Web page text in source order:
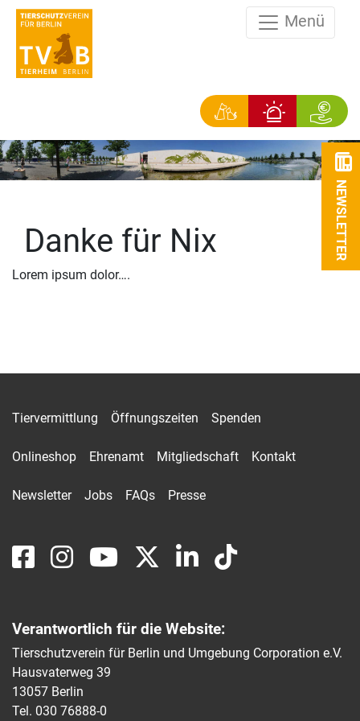
Menü
NEWSLETTER
Danke für Nix
Lorem ipsum dolor….
Tiervermittlung Öffnungszeiten Spenden
Onlineshop Ehrenamt Mitgliedschaft Kontakt
Newsletter Jobs FAQs Presse
Verantwortlich für die Website:
Tierschutzverein für Berlin und Umgebung Corporation e.V.
Hausvaterweg 39
13057 Berlin
Tel. 030 76888-0